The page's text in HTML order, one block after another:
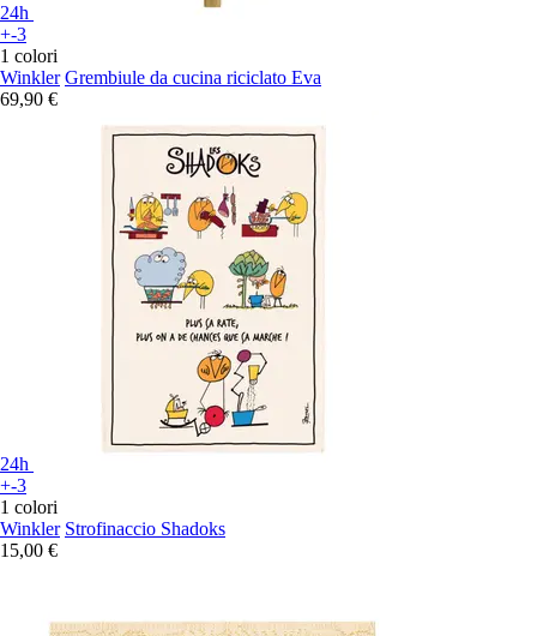
24h
+-3
1 colori
Winkler Grembiule da cucina riciclato Eva
69,90 €
24h
+-3
1 colori
Winkler Strofinaccio Shadoks
15,00 €